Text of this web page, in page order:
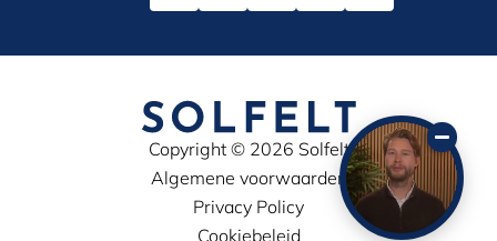
Copyright © 2026 Solfelt
Algemene voorwaarden
Privacy Policy
Cookiebeleid